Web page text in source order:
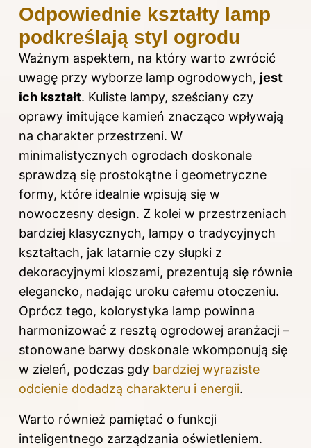
Odpowiednie kształty lamp
podkreślają styl ogrodu
Ważnym aspektem, na który warto zwrócić
uwagę przy wyborze lamp ogrodowych, jest
ich kształt. Kuliste lampy, sześciany czy
oprawy imitujące kamień znacząco wpływają
na charakter przestrzeni. W
minimalistycznych ogrodach doskonale
sprawdzą się prostokątne i geometryczne
formy, które idealnie wpisują się w
nowoczesny design. Z kolei w przestrzeniach
bardziej klasycznych, lampy o tradycyjnych
kształtach, jak latarnie czy słupki z
dekoracyjnymi kloszami, prezentują się równie
elegancko, nadając uroku całemu otoczeniu.
Oprócz tego, kolorystyka lamp powinna
harmonizować z resztą ogrodowej aranżacji –
stonowane barwy doskonale wkomponują się
w zieleń, podczas gdy bardziej wyraziste
odcienie dodadzą charakteru i energii.
Warto również pamiętać o funkcji
inteligentnego zarządzania oświetleniem.